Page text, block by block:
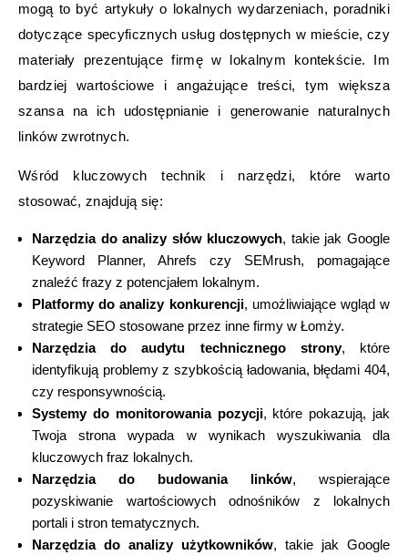
mogą to być artykuły o lokalnych wydarzeniach, poradniki
dotyczące specyficznych usług dostępnych w mieście, czy
materiały prezentujące firmę w lokalnym kontekście. Im
bardziej wartościowe i angażujące treści, tym większa
szansa na ich udostępnianie i generowanie naturalnych
linków zwrotnych.
Wśród kluczowych technik i narzędzi, które warto
stosować, znajdują się:
Narzędzia do analizy słów kluczowych, takie jak Google
Keyword Planner, Ahrefs czy SEMrush, pomagające
znaleźć frazy z potencjałem lokalnym.
Platformy do analizy konkurencji, umożliwiające wgląd w
strategie SEO stosowane przez inne firmy w Łomży.
Narzędzia do audytu technicznego strony, które
identyfikują problemy z szybkością ładowania, błędami 404,
czy responsywnością.
Systemy do monitorowania pozycji, które pokazują, jak
Twoja strona wypada w wynikach wyszukiwania dla
kluczowych fraz lokalnych.
Narzędzia do budowania linków, wspierające
pozyskiwanie wartościowych odnośników z lokalnych
portali i stron tematycznych.
Narzędzia do analizy użytkowników, takie jak Google